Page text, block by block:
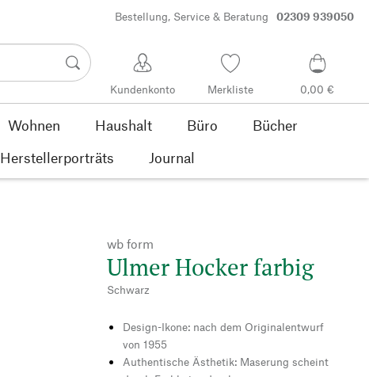
Bestellung, Service & Beratung 02309 939050
Kundenkonto Merkliste 0,00 €
Wohnen Haushalt Büro
Bücher
Herstellerporträts Journal
wb form
Ulmer Hocker farbig
Schwarz
Design-Ikone: nach dem Originalentwurf
von 1955
Authentische Ästhetik: Maserung scheint